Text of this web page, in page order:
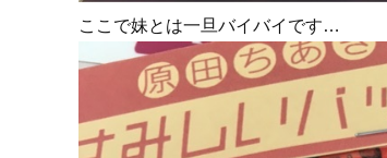
ここで妹とは一旦バイバイです…